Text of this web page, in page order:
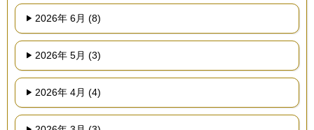
2026年 6月 (8)
2026年 5月 (3)
2026年 4月 (4)